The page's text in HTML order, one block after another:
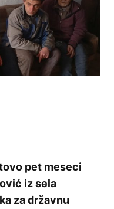
pet meseci
iz sela
za državnu